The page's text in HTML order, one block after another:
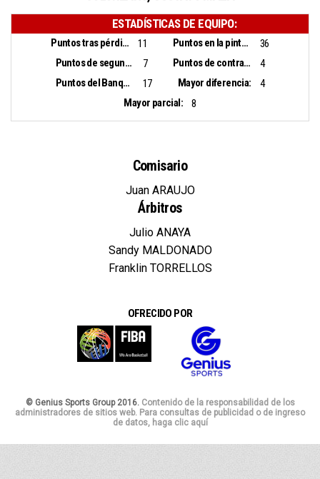
ESTADÍSTICAS DE EQUIPO:
Puntos tras pérdidas: 11 Puntos en la pintura:
36
Puntos de segunda oportunidad:
7 Puntos de contraataque:
4
Puntos del Banquillo:
17 Mayor diferencia:
4
Mayor parcial:
8
Comisario
Juan ARAUJO
Árbitros
Julio ANAYA
Sandy MALDONADO
Franklin TORRELLOS
OFRECIDO POR
© Genius Sports Group 2016. Contenido de la responsabilidad de los
administradores de sitios web. Para consultas de publicidad o de ingreso
de datos, haga clic aquí